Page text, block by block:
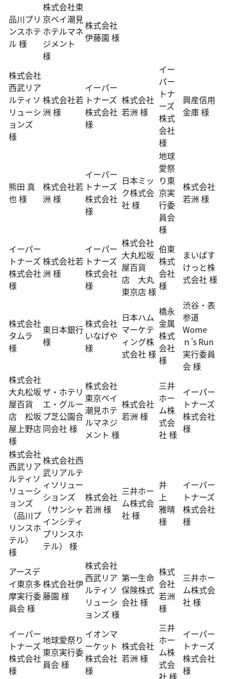
品川プリ
ンスホテ
ル 様
株式会社東
京ベイ潮見
ホテルマネ
ジメント
様
株式会社
伊藤園 様
株式会社
西武リア
ルティソ
リューシ
ョンズ
様
株式会社若
洲 様
イーパー
トナーズ
株式会社
様
株式会社
若洲 様
イー
パー
トナ
ーズ
株式
会社
様
興産信用
金庫 様
熊田 真
也 様
株式会社若
洲 様
イーパー
トナーズ
株式会社
様
日本ミッ
ク株式会
社 様
地球
愛祭
り東
京実
行委
員会
様
株式会社
若洲 様
イーパー
トナーズ
株式会社
様
株式会社若
洲 様
イーパー
トナーズ
株式会社
様
株式会社
大丸松坂
屋百貨
店 大丸
東京店 様
伯東
株式
会社
様
まいばす
けっと株
式会社 様
株式会社
タムラ
様
東日本銀行
様
株式会社
いなげや
様
日本ハム
マーケテ
ィング株
式会社 様
橋永
金属
株式
会社
様
渋谷・表
参道
Wome
ｎ’s Run
実行委員
会 様
株式会社
大丸松坂
屋百貨
店 松坂
屋上野店
様
ザ・ホテリ
エ・グルー
プ芝公園合
同会社 様
株式会社
東京ベイ
潮見ホテ
ルマネジ
メント 様
株式会社
若洲 様
三井
ホー
ム株
式会
社 様
イーパー
トナーズ
株式会社
様
株式会社
西武リア
ルティソ
リューシ
ョンズ
（品川プ
リンスホ
テル）
様
株式会社西
武リアルテ
ィソリュー
ションズ
（サンシャ
インシティ
プリンスホ
テル） 様
株式会社
若洲 様
三井ホー
ム株式会
社 様
井
上
雅晴
様
イーパー
トナーズ
株式会社
様
アースデ
イ東京多
摩実行委
員会 様
株式会社伊
藤園 様
株式会社
西武リア
ルティソ
リューシ
ョンズ 様
第一生命
保険株式
会社 様
株式
会社
若洲
様
三井ホー
ム株式会
社 様
イーパー
トナーズ
株式会社
様
地球愛祭り
東京実行委
員会 様
イオンマ
ーケット
株式会社
様
株式会社
若洲 様
三井
ホー
ム株
式会
社 様
イーパー
トナーズ
株式会社
様